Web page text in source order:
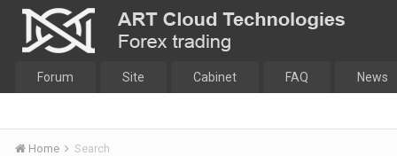
Forum Site Cabinet FAQ News
Home Search